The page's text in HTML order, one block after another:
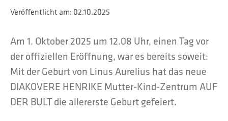
Veröffentlicht am: 02.10.2025
Am 1. Oktober 2025 um 12.08 Uhr, einen Tag vor
der offiziellen Eröffnung, war es bereits soweit:
Mit der Geburt von Linus Aurelius hat das neue
DIAKOVERE HENRIKE Mutter-Kind-Zentrum AUF
DER BULT die allererste Geburt gefeiert.